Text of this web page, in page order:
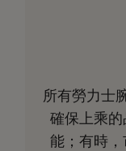
所有勞力士
確保上乘
能；有時